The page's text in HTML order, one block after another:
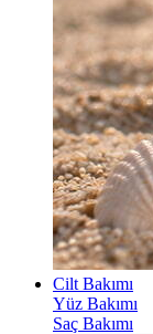
Cilt Bakımı
Yüz Bakımı
Saç Bakımı